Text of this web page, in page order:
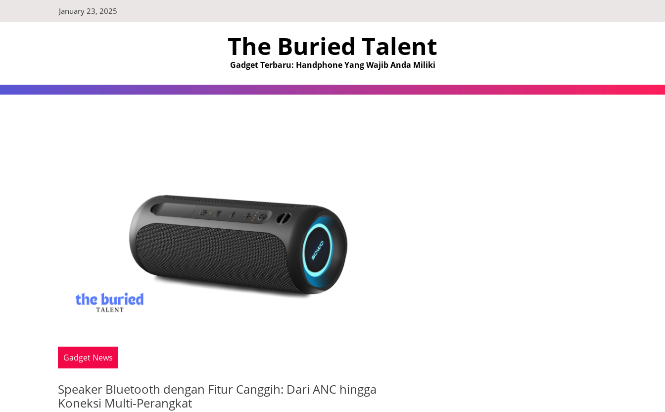
January 23, 2025
The Buried Talent
Gadget Terbaru: Handphone Yang Wajib Anda Miliki
Gadget News
Speaker Bluetooth dengan Fitur Canggih: Dari ANC hingga
Koneksi Multi-Perangkat